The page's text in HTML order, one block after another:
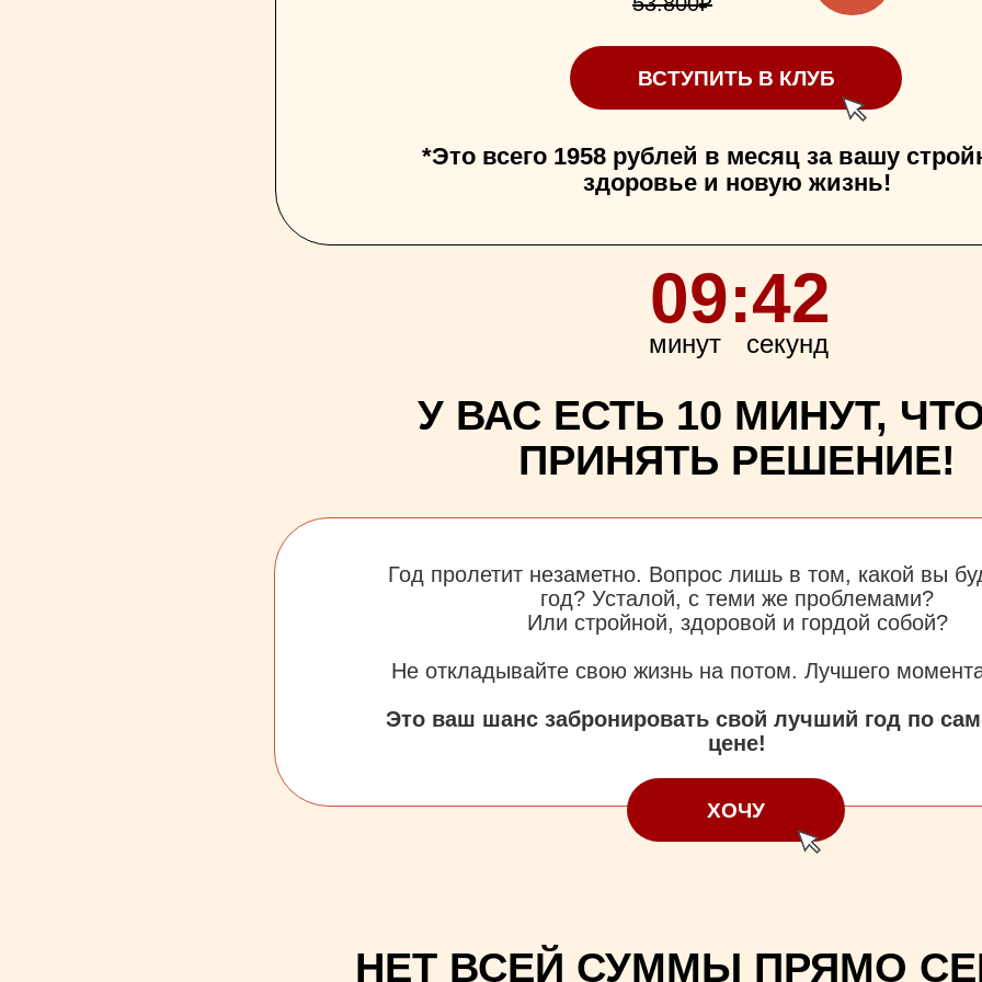
09:42
ВСТУПИТЬ В КЛУБ
*Это всего 1958 рублей в месяц за вашу
здоровье и новую жизнь!
минут секунд
У ВАС ЕСТЬ 10 МИНУТ,
ПРИНЯТЬ РЕШЕНИЕ!
Год пролетит незаметно. Вопрос лишь в том, какой вы
год? Усталой, с теми же проблемами?
Или стройной, здоровой и гордой собой?
Не откладывайте свою жизнь на потом. Лучшего
Это ваш шанс забронировать свой лучший год по
цене!
предложение актуальнодо 28 сентября
ХОЧУ
НЕТ ВСЕЙ СУММЫ ПРЯМО
предложение актуальнодо 28 сентября